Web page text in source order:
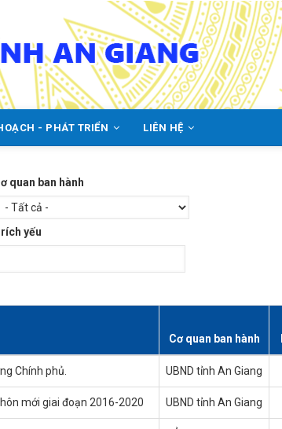
- PHÁT TRIỂN LIÊN HỆ
quan ban hành
yếu
Cơ quan ban hành
Chính phủ. UBND tỉnh An Giang
mới giai đoạn 2016-2020 UBND tỉnh An Giang